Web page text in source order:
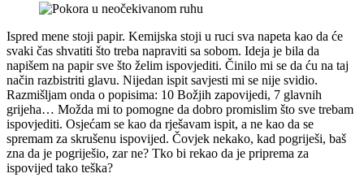
Ispred mene stoji papir. Kemijska stoji u ruci sva napeta kao da će
svaki čas shvatiti što treba napraviti sa sobom. Ideja je bila da
napišem na papir sve što želim ispovjediti. Činilo mi se da ću na taj
način razbistriti glavu. Nijedan ispit savjesti mi se nije svidio.
Razmišljam onda o popisima: 10 Božjih zapovijedi, 7 glavnih
grijeha… Možda mi to pomogne da dobro promislim što sve trebam
ispovjediti. Osjećam se kao da rješavam ispit, a ne kao da se
spremam za skrušenu ispovijed. Čovjek nekako, kad pogriješi, baš
zna da je pogriješio, zar ne? Tko bi rekao da je priprema za
ispovijed tako teška?